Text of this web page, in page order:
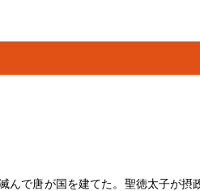
で唐が国を建てた。聖徳太子が